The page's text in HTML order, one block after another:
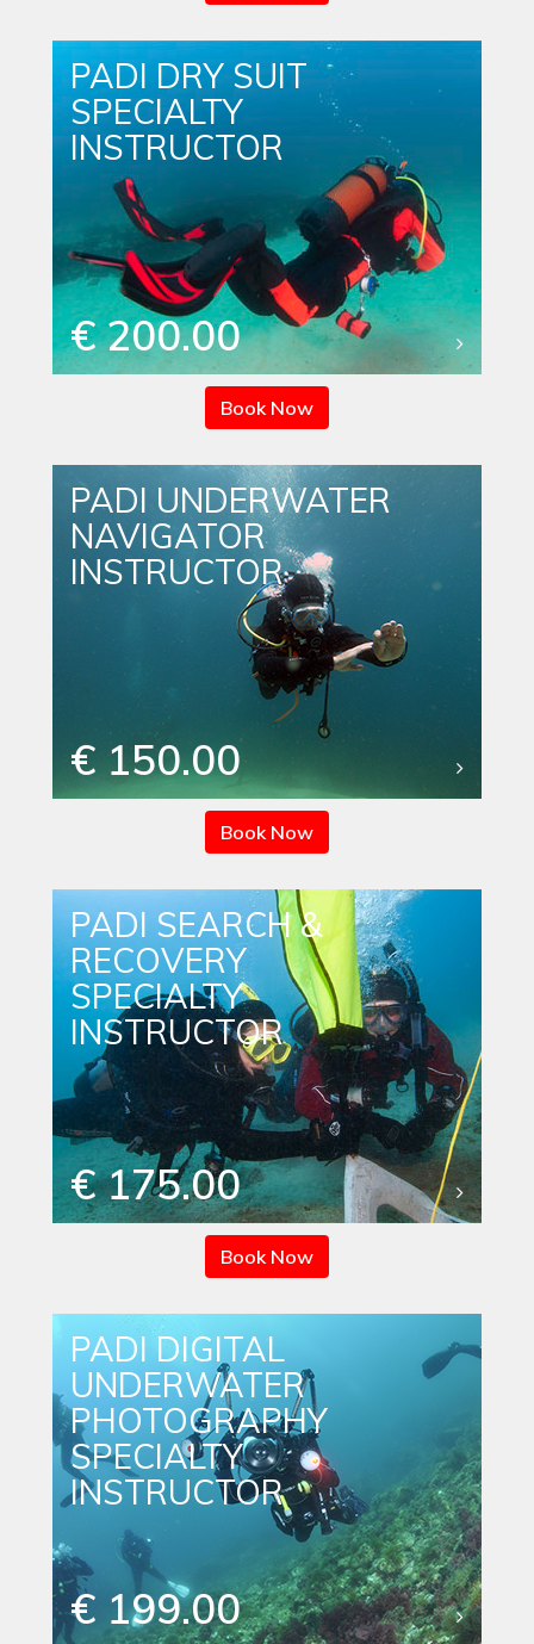
PADI DRY SUIT
SPECIALTY
INSTRUCTOR
€ 200.00
Book Now
PADI UNDERWATER
NAVIGATOR
INSTRUCTOR
€ 150.00
Book Now
PADI SEARCH &
RECOVERY
SPECIALTY
INSTRUCTOR
€ 175.00
Book Now
PADI DIGITAL
UNDERWATER
PHOTOGRAPHY
SPECIALTY
INSTRUCTOR
€ 199.00